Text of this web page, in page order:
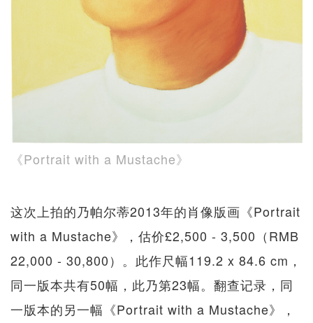
《Portrait with a Mustache》
这次上拍的乃帕尔蒂2013年的肖像版画《Portrait
with a Mustache》，估价£2,500 - 3,500（RMB
22,000 - 30,800）。此作尺幅119.2 x 84.6 cm，
同一版本共有50幅，此乃第23幅。翻查记录，同
一版本的另一幅《Portrait with a Mustache》，